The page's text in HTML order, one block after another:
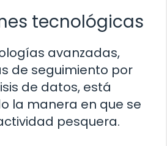
tecnológicas
avanzadas,
de seguimiento por
de datos, está
la manera en que se
pesquera.